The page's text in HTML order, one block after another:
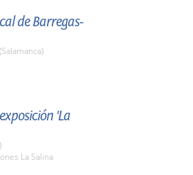
de Barregas-
'La
La Salina